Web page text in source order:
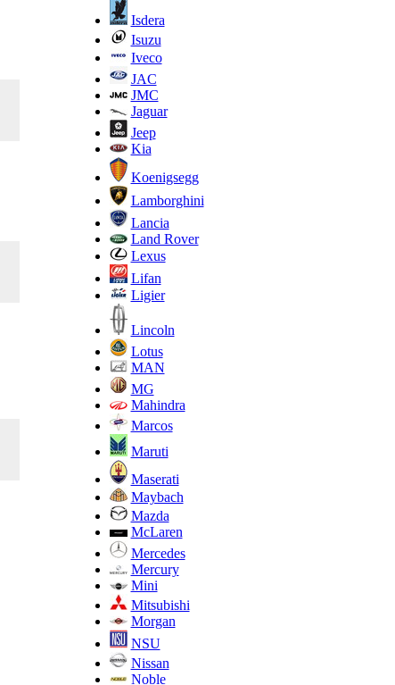
Isdera
Isuzu
Iveco
JAC
JMC
Jaguar
Jeep
Kia
Koenigsegg
Lamborghini
Lancia
Land Rover
Lexus
Lifan
Ligier
Lincoln
Lotus
MAN
MG
Mahindra
Marcos
Maruti
Maserati
Maybach
Mazda
McLaren
Mercedes
Mercury
Mini
Mitsubishi
Morgan
NSU
Nissan
Noble